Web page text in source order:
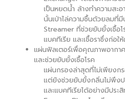
เป็นหยดน้ำ ล้างทำความสะ
นั้นเป่าไล่ความชื้นด้วยลมที่
Streamer ที่ช่วยยับยั้งเชื้อ
แบคทีเรีย และเชื้อราซึ่งก่อใ
แผ่นฟิลเตอร์เพื่อคุณภาพอากา
และช่วยยับยั้งเชื้อโรค
แผ่นกรองล่าสุดที่ไม่เพียงก
แต่ยังช่วยยับยั้งกลิ่นไม่พึง
และแบคทีเรียได้อย่างมีประ